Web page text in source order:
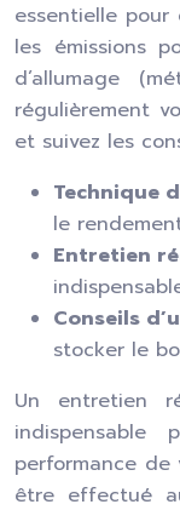
essentielle
les émissions
d’allumage
régulièrement
et suivez les
Technique
le
Entretien
Conseils
stocker le
Un entretien
performance
être effectué